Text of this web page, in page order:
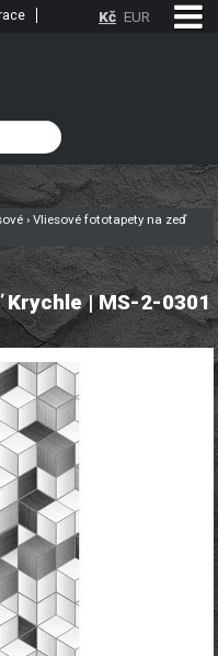
›Vliesové fototapety na zeď
| MS-2-0301
Kč EUR